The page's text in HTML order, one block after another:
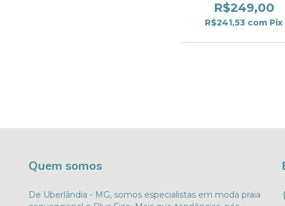
R$249,00
R$241,53 com Pix
Quem somos
De Uberlândia - MG, somos especialistas em moda praia